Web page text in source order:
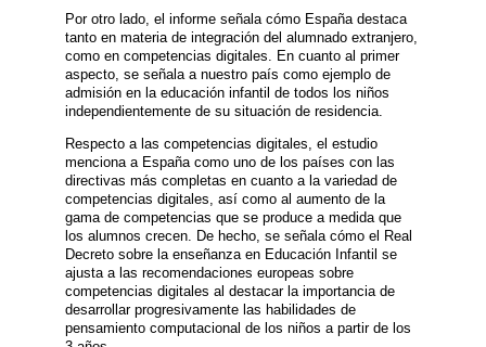
Por otro lado, el informe señala cómo España destaca
tanto en materia de integración del alumnado extranjero,
como en competencias digitales. En cuanto al primer
aspecto, se señala a nuestro país como ejemplo de
admisión en la educación infantil de todos los niños
independientemente de su situación de residencia.
Respecto a las competencias digitales, el estudio
menciona a España como uno de los países con las
directivas más completas en cuanto a la variedad de
competencias digitales, así como al aumento de la
gama de competencias que se produce a medida que
los alumnos crecen. De hecho, se señala cómo el Real
Decreto sobre la enseñanza en Educación Infantil se
ajusta a las recomendaciones europeas sobre
competencias digitales al destacar la importancia de
desarrollar progresivamente las habilidades de
pensamiento computacional de los niños a partir de los